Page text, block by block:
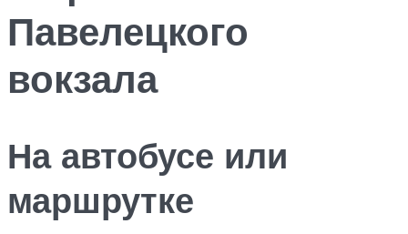
Павелецкого
вокзала
На автобусе или
маршрутке